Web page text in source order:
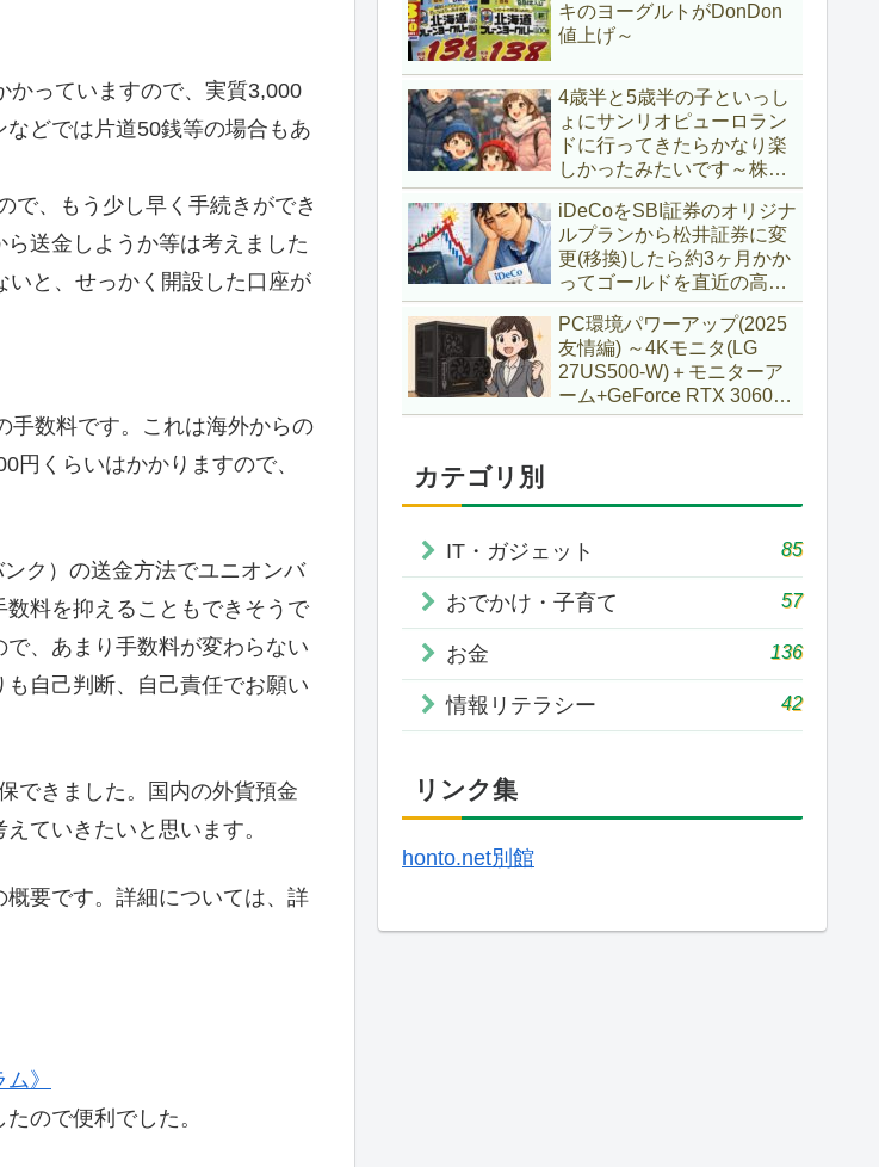
っていますので、実質3,000
どでは片道50銭等の場合もあ
で、もう少し早く手続きができ
送金しようか等は考えました
いと、せっかく開設した口座が
手数料です。これは海外からの
円くらいはかかりますので、
ク）の送金方法でユニオンバ
料を抑えることもできそうで
、あまり手数料が変わらない
自己判断、自己責任でお願い
できました。国内の外貨預金
ていきたいと思います。
要です。詳細については、詳
》
ので便利でした。
キのヨーグルトがDonDon
値上げ～
4歳半と5歳半の子といっし
ょにサンリオピューロラン
ドに行ってきたらかなり楽
しかったみたいです～株主
優待券利用～
iDeCoをSBI証券のオリジナ
ルプランから松井証券に変
更(移換)したら約3ヶ月かか
ってゴールドを直近の高値
で購入していた話
PC環境パワーアップ(2025
友情編) ～4Kモニタ(LG
27US500-W)＋モニターア
ーム+GeForce RTX 3060Ti
VENTUS 2X 8G OCV1
カテゴリ別
IT・ガジェット 85
おでかけ・子育て 57
お金 136
情報リテラシー 42
リンク集
honto.net別館